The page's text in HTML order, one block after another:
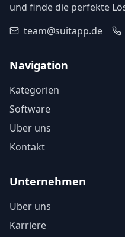
und finde die perfekte
team@suitapp.de
Navigation
Kategorien
Software
Über uns
Kontakt
Unternehmen
Über uns
Karriere